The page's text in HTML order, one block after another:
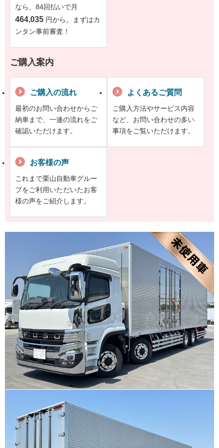
なら、84回払いで月
464,035 円から。まずはカ
ンタン事前審査！
ご購入案内
ご購入の流れ
最初のお問い合わせからご
納車まで、一連の流れをご
確認いただけます。
よくあるご質問
ご購入方法やサービス内容
など、お問い合わせの多い
事項をご覧いただけます。
お客様の声
これまで栗山自動車グルー
プをご利用いただいたお客
様の声をご紹介します。